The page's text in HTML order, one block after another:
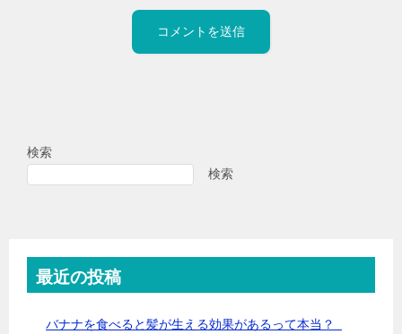
検索
検索
最近の投稿
バナナを食べると髪が生える効果があるって本当？